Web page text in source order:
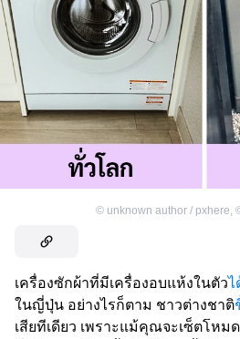
© unknown author / pxhere,
เครื่องซักผ้าที่มีเครื่องอบแห้งในตัวไ
ในญี่ปุ่น อย่างไรก็ตาม ชาวต่างชาติ
เสียทีเดียว เพราะแม้คุณจะเซ็ตโหม